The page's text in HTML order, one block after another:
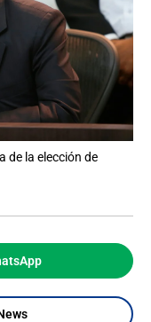
de la elección de